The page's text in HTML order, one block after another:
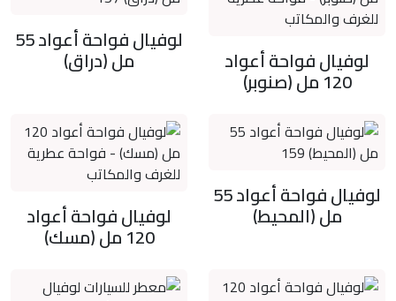
لوفيال فواحة أعواد
120 مل (صنوبر)
لوفيال فواحة أعواد 55
مل (دراق)
لوفيال فواحة أعواد 55
مل (المحيط) لوفيال فواحة أعواد
120 مل (مسك)